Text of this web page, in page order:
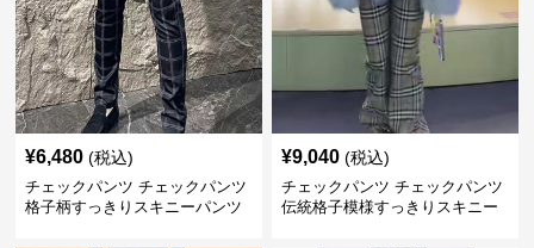
¥6,480 (税込)
チェックパンツ チェックパンツ
格子柄すっきりスキニーパンツ
¥9,040 (税込)
チェックパンツ チェックパンツ
伝統格子模様すっきりスキニー